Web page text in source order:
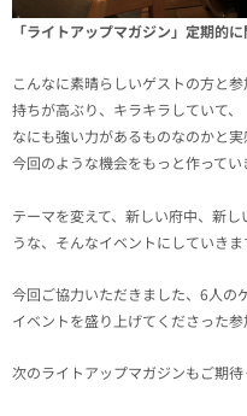
「ライトアップマガジン」定期的に
こんなに素晴らしいゲストの方と
持ちが高ぶり、キラキラしていて
なにも強い力があるものなのかと実
今回のような機会をもっと作ってい
テーマを変えて、新しい府中、新
うな、そんなイベントにしていきま
今回ご協力いただきました、6人の
イベントを盛り上げてくださった
次のライトアップマガジンもご期待